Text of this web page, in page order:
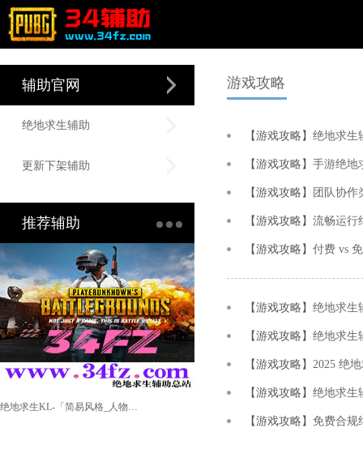
辅助官网
绝地求生辅助
更新下架辅助
推荐辅助
绝地求生KL-「简易风格_人物显示_稳定路线」
游戏攻略
【游戏攻略】 绝地求生
【游戏攻略】 手游绝地
【游戏攻略】 团队协作
【游戏攻略】 流畅运行
【游戏攻略】 付费 vs
【游戏攻略】 绝地求生
【游戏攻略】 绝地求生
【游戏攻略】 2025 绝
【游戏攻略】 绝地求生
【游戏攻略】 免费合规